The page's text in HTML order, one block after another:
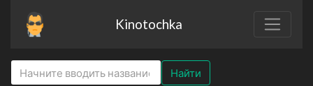
Kinotochka
Найти